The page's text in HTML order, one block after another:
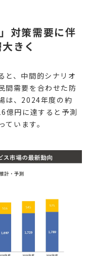
対策需要に伴
きく
と、中間的シナリオ
間需要を合わせた防
は、2024年度の約
億円に達すると予測
います。